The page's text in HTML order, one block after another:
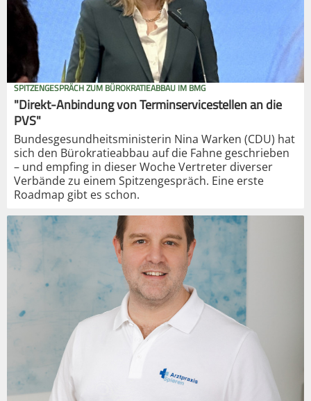
SPITZENGESPRÄCH ZUM BÜROKRATIEABBAU IM BMG
"Direkt-Anbindung von Terminservicestellen an die
PVS"
Bundesgesundheitsministerin Nina Warken (CDU) hat
sich den Bürokratieabbau auf die Fahne geschrieben
– und empfing in dieser Woche Vertreter diverser
Verbände zu einem Spitzengespräch. Eine erste
Roadmap gibt es schon.